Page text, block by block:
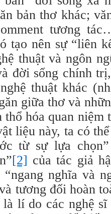
bản thơ khác;
tương
tạo nên sự “liên
thuật và ngôn
đời sống chính
thuật khác
giữa thơ và
hóa quan niệm
liệu này, ta có
từ sự lựa
[2] của tác giả
nghĩa và
tương đối hoàn
lí do các nghệ